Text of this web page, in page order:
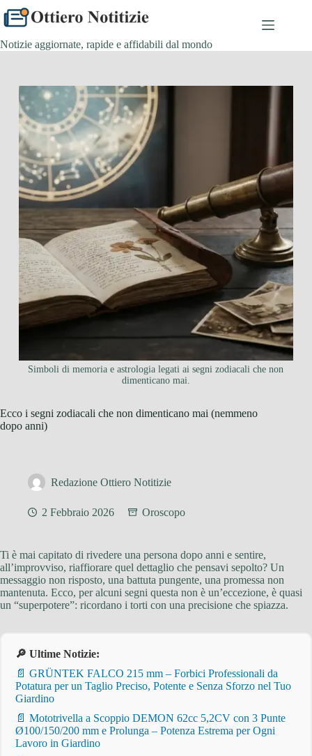
al
contenuto
Notizie aggiornate, rapide e affidabili dal mondo
Simboli di memoria e astrologia legati ai segni zodiacali che non
dimenticano mai.
Ecco i segni zodiacali che non dimenticano mai (nemmeno
dopo anni)
Redazione Ottiero Notitizie
2 Febbraio 2026 Oroscopo
Ti è mai capitato di rivedere una persona dopo anni e sentire,
all’improvviso, riaffiorare quel dettaglio che pensavi sepolto? Un
messaggio non risposto, una battuta pungente, una promessa non
mantenuta. Ecco, per alcuni segni questa non è un’eccezione, è quasi
un “superpotere”: ricordano i torti con una precisione che spiazza.
🔎 Ultime Notizie:
📄 GRÜNTEK FALCO 215 mm – Forbici Professionali da
Potatura per un Taglio Preciso, Potente e Senza Sforzo nel Tuo
Giardino
📄 Mototrivella a Scoppio DEMON 62cc 5,2CV con 3 Punte
Ø100/150/200 mm e Prolunga – Potenza Estrema per Ogni
Lavoro in Giardino